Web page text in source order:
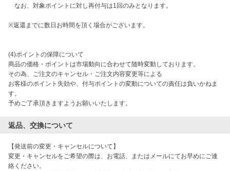
なお、対象ポイントに対し再付与は1回のみとなります。
※返還までに数日お時間を頂く場合がございます。
(4)ポイントの保障について
商品の価格・ポイントは市場動向に合わせて随時変動しております。
その為、ご注文のキャンセル・ご注文内容変更等による
お客様のポイント失効や、付与ポイントの変動についての責任は負いかねま
す。
予めご了承頂きますようお願いいたします。
返品、交換について
【発送前の変更・キャンセルについて】
変更・キャンセルをご希望の際は、お電話、またはメールにてお早めにご連
絡ください。